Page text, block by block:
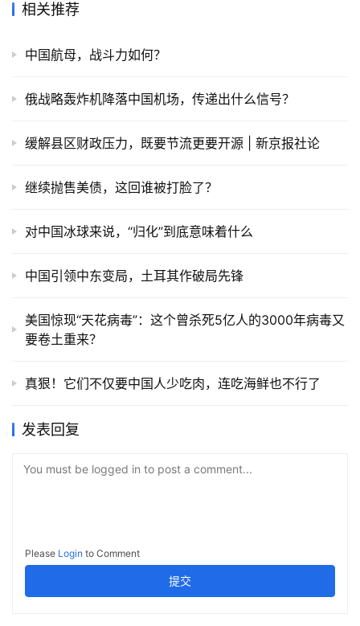
相关推荐
中国航母，战斗力如何？
俄战略轰炸机降落中国机场，传递出什么信号？
缓解县区财政压力，既要节流更要开源 | 新京报社论
继续抛售美债，这回谁被打脸了？
对中国冰球来说，“归化”到底意味着什么
中国引领中东变局，土耳其作破局先锋
美国惊现“天花病毒”：这个曾杀死5亿人的3000年病毒又
要卷土重来？
真狠！它们不仅要中国人少吃肉，连吃海鲜也不行了
发表回复
You must be logged in to post a comment...
Please Login to Comment
提交